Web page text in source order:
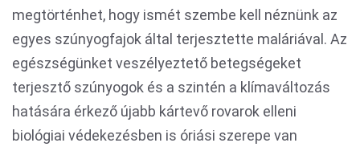
megtörténhet, hogy ismét szembe kell néznünk az
egyes szúnyogfajok által terjesztette maláriával. Az
egészségünket veszélyeztető betegségeket
terjesztő szúnyogok és a szintén a klímaváltozás
hatására érkező újabb kártevő rovarok elleni
biológiai védekezésben is óriási szerepe van